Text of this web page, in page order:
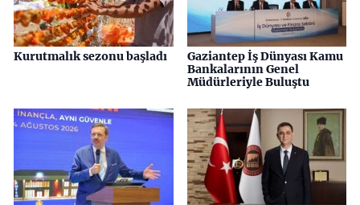
Kurutmalık sezonu başladı
Gaziantep İş Dünyası Kamu
Bankalarının Genel
Müdürleriyle Buluştu